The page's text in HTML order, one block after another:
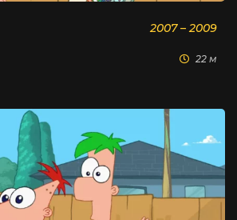
2007 – 2009
22 м